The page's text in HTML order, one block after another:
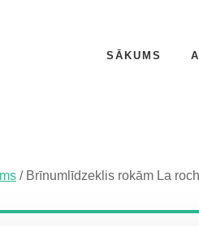
SĀKUMS
/Brīnumlīdzeklis rokām La